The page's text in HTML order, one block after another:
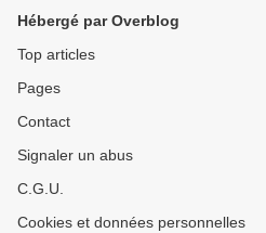
Hébergé par Overblog
Top articles
Pages
Contact
Signaler un abus
C.G.U.
Cookies et données personnelles